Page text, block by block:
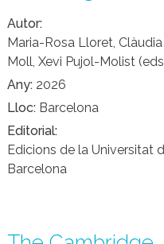
Autor
Maria-Rosa Lloret,
Moll, Xevi Pujol-Molist
Any 2026
Lloc Barcelona
Editorial
Edicions de la Universitat
Barcelona